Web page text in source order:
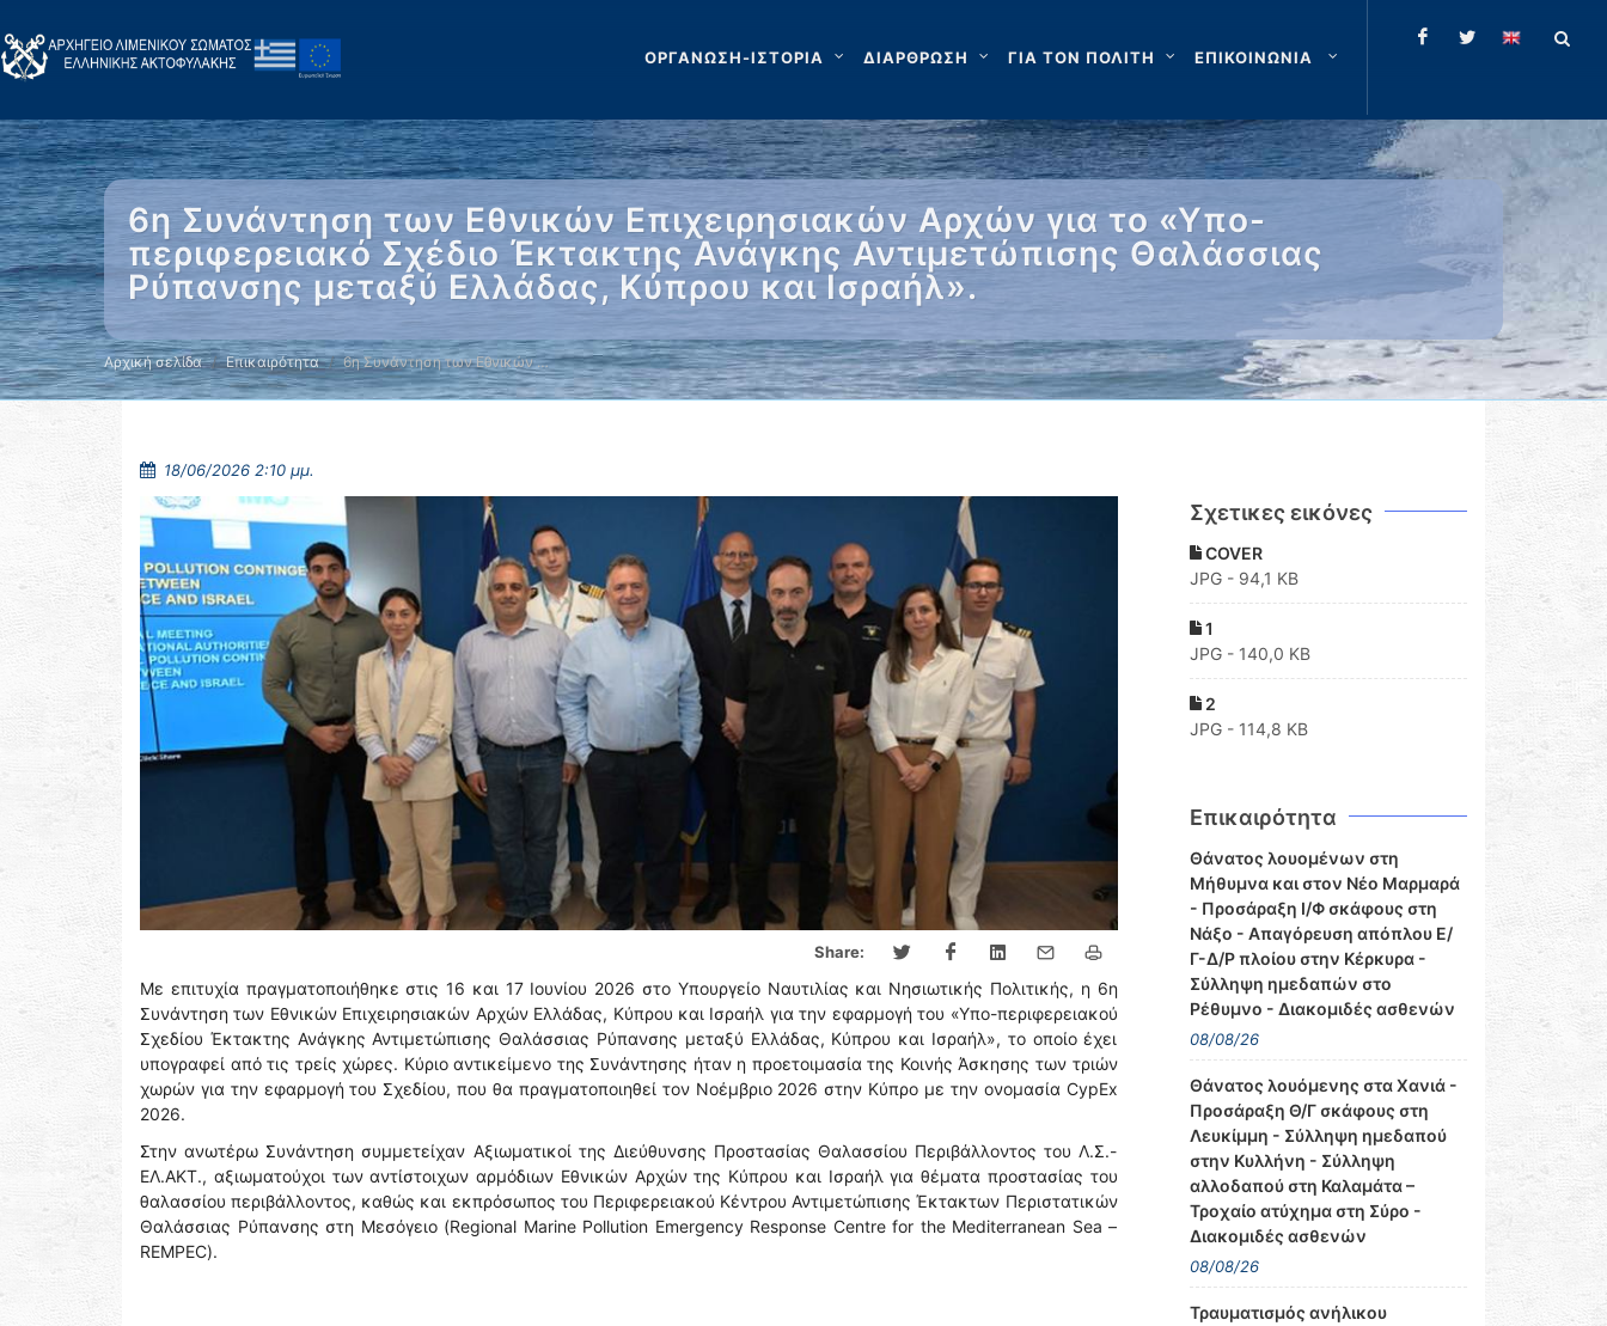
ΟΡΓΑΝΩΣΗ-ΙΣΤΟΡΙΑ ΔΙΑΡΘΡΩΣΗ ΓΙΑ ΤΟΝ ΠΟΛΙΤΗ ΕΠΙΚΟΙΝΩΝΙΑ
6η Συνάντηση των Εθνικών Επιχειρησιακών Αρχών για το «Υπο-
περιφερειακό Σχέδιο Έκτακτης Ανάγκης Αντιμετώπισης Θαλάσσιας
Ρύπανσης μεταξύ Ελλάδας, Κύπρου και Ισραήλ».
Αρχική σελίδα Επικαιρότητα 6η Συνάντηση των Εθνικών …
18/06/2026 2:10 μμ.
Share:
Με επιτυχία πραγματοποιήθηκε στις 16 και 17 Ιουνίου 2026 στο Υπουργείο Ναυτιλίας και Νησιωτικής Πολιτικής, η 6η
Συνάντηση των Εθνικών Επιχειρησιακών Αρχών Ελλάδας, Κύπρου και Ισραήλ για την εφαρμογή του «Υπο-περιφερειακού
Σχεδίου Έκτακτης Ανάγκης Αντιμετώπισης Θαλάσσιας Ρύπανσης μεταξύ Ελλάδας, Κύπρου και Ισραήλ», το οποίο έχει
υπογραφεί από τις τρείς χώρες. Κύριο αντικείμενο της Συνάντησης ήταν η προετοιμασία της Κοινής Άσκησης των τριών
χωρών για την εφαρμογή του Σχεδίου, που θα πραγματοποιηθεί τον Νοέμβριο 2026 στην Κύπρο με την ονομασία CypEx
2026.
Στην ανωτέρω Συνάντηση συμμετείχαν Αξιωματικοί της Διεύθυνσης Προστασίας Θαλασσίου Περιβάλλοντος του Λ.Σ.-
ΕΛ.ΑΚΤ., αξιωματούχοι των αντίστοιχων αρμόδιων Εθνικών Αρχών της Κύπρου και Ισραήλ για θέματα προστασίας του
θαλασσίου περιβάλλοντος, καθώς και εκπρόσωπος του Περιφερειακού Κέντρου Αντιμετώπισης Έκτακτων Περιστατικών
Θαλάσσιας Ρύπανσης στη Μεσόγειο (Regional Marine Pollution Emergency Response Centre for the Mediterranean Sea –
REMPEC).
Σχετικες εικόνες
COVER
JPG - 94,1 KB
1
JPG - 140,0 KB
2
JPG - 114,8 KB
Επικαιρότητα
Θάνατος λουομένων στη
Μήθυμνα και στον Νέο Μαρμαρά
- Προσάραξη Ι/Φ σκάφους στη
Νάξο - Απαγόρευση απόπλου Ε/
Γ-Δ/Ρ πλοίου στην Κέρκυρα -
Σύλληψη ημεδαπών στο
Ρέθυμνο - Διακομιδές ασθενών
08/08/26
Θάνατος λουόμενης στα Χανιά -
Προσάραξη Θ/Γ σκάφους στη
Λευκίμμη - Σύλληψη ημεδαπού
στην Κυλλήνη - Σύλληψη
αλλοδαπού στη Καλαμάτα –
Τροχαίο ατύχημα στη Σύρο -
Διακομιδές ασθενών
08/08/26
Τραυματισμός ανήλικου